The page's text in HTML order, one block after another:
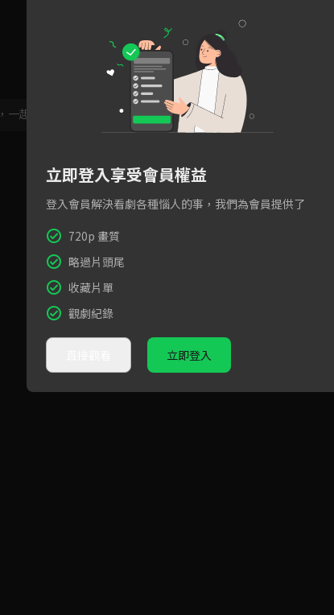
，一起共創新版留言功能！
立即登入享受會員權益
登入會員解決看劇各種惱人的事，我們為會員提供了
720p 畫質
略過片頭尾
收藏片單
觀劇紀錄
立即登入